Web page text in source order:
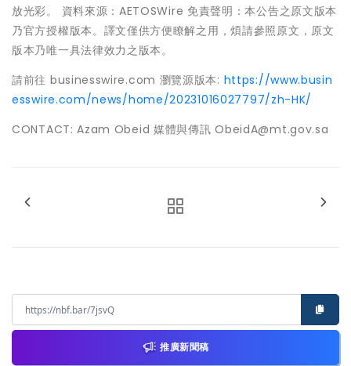
放光彩。 資料來源：AETOSWire 免責聲明：本公告之原文版本
乃官方授權版本。譯文僅供方便瞭解之用，煩請參照原文，原文
版本乃唯一具法律效力之版本。
請前往 businesswire.com 瀏覽源版本: https://www.busin
esswire.com/news/home/20231016027797/zh-HK/
CONTACT: Azam Obeid 媒體與傳訊 ObeidA@mt.gov.sa
推廣新聞稿